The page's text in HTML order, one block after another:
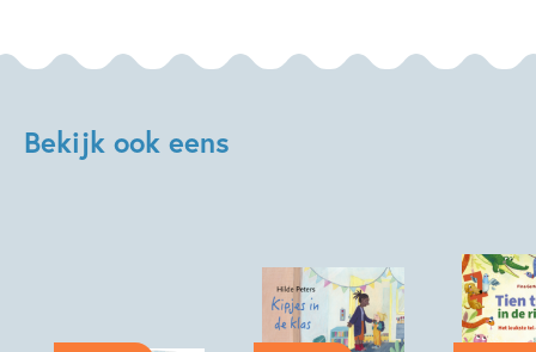
Bekijk ook eens